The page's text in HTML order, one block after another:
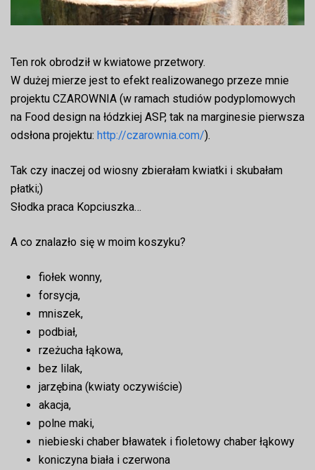
Ten rok obrodził w kwiatowe przetwory.
W dużej mierze jest to efekt realizowanego przeze mnie
projektu CZAROWNIA (w ramach studiów podyplomowych
na Food design na łódzkiej ASP, tak na marginesie pierwsza
odsłona projektu: http://czarownia.com/).
Tak czy inaczej od wiosny zbierałam kwiatki i skubałam
płatki;)
Słodka praca Kopciuszka…
A co znalazło się w moim koszyku?
fiołek wonny,
forsycja,
mniszek,
podbiał,
rzeżucha łąkowa,
bez lilak,
jarzębina (kwiaty oczywiście)
akacja,
polne maki,
niebieski chaber bławatek i fioletowy chaber łąkowy
koniczyna biała i czerwona